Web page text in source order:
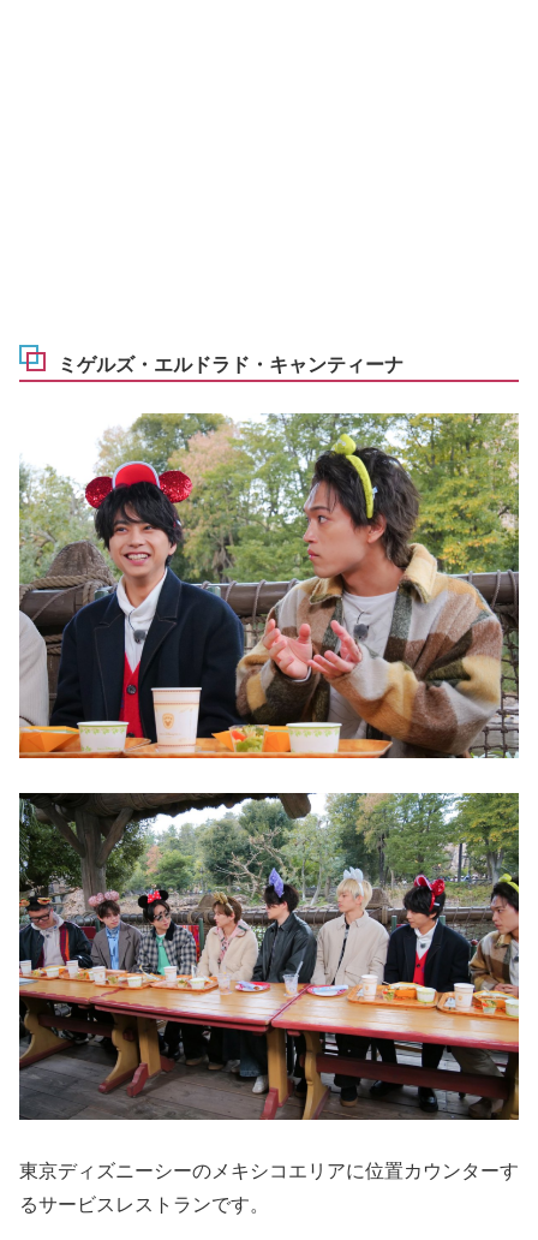
ミゲルズ・エルドラド・キャンティーナ
東京ディズニーシーのメキシコエリアに位置カウンターす
るサービスレストランです。